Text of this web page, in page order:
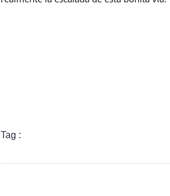
Tag :